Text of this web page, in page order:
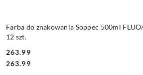
Farba do znakowania Soppec 500ml
12 szt.
Cena:
263.99
Cena:
263.99